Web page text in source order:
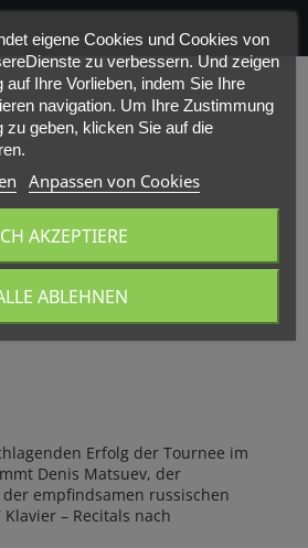
Erfolg der Tournee im
Denis Matsuev, der
empfindsamen russischen
– Recitals nach
eigene Cookies und Cookies von
zu verbessern. Und zeigen
auf Ihre Vorlieben, indem Sie Ihre
navigation. Um Ihre Zustimmung
zu geben, klicken Sie auf die
Anpassen von Cookies
ABLEHNEN
AKZEPTIERE